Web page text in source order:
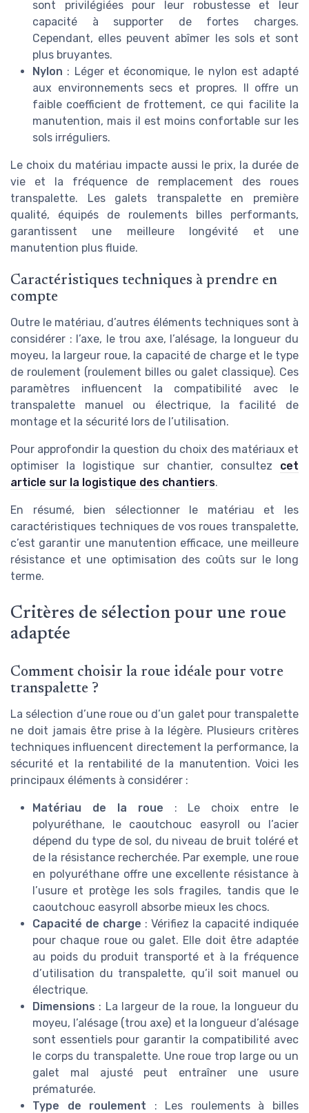
sont privilégiées pour leur robustesse et leur
capacité à supporter de fortes charges.
Cependant, elles peuvent abîmer les sols et sont
plus bruyantes.
Nylon : Léger et économique, le nylon est adapté
aux environnements secs et propres. Il offre un
faible coefficient de frottement, ce qui facilite la
manutention, mais il est moins confortable sur les
sols irréguliers.
Le choix du matériau impacte aussi le prix, la durée de
vie et la fréquence de remplacement des roues
transpalette. Les galets transpalette en première
qualité, équipés de roulements billes performants,
garantissent une meilleure longévité et une
manutention plus fluide.
Caractéristiques techniques à prendre en
compte
Outre le matériau, d’autres éléments techniques sont à
considérer : l’axe, le trou axe, l’alésage, la longueur du
moyeu, la largeur roue, la capacité de charge et le type
de roulement (roulement billes ou galet classique). Ces
paramètres influencent la compatibilité avec le
transpalette manuel ou électrique, la facilité de
montage et la sécurité lors de l’utilisation.
Pour approfondir la question du choix des matériaux et
optimiser la logistique sur chantier, consultez cet
article sur la logistique des chantiers.
En résumé, bien sélectionner le matériau et les
caractéristiques techniques de vos roues transpalette,
c’est garantir une manutention efficace, une meilleure
résistance et une optimisation des coûts sur le long
terme.
Critères de sélection pour une roue
adaptée
Comment choisir la roue idéale pour votre
transpalette ?
La sélection d’une roue ou d’un galet pour transpalette
ne doit jamais être prise à la légère. Plusieurs critères
techniques influencent directement la performance, la
sécurité et la rentabilité de la manutention. Voici les
principaux éléments à considérer :
Matériau de la roue : Le choix entre le
polyuréthane, le caoutchouc easyroll ou l’acier
dépend du type de sol, du niveau de bruit toléré et
de la résistance recherchée. Par exemple, une roue
en polyuréthane offre une excellente résistance à
l’usure et protège les sols fragiles, tandis que le
caoutchouc easyroll absorbe mieux les chocs.
Capacité de charge : Vérifiez la capacité indiquée
pour chaque roue ou galet. Elle doit être adaptée
au poids du produit transporté et à la fréquence
d’utilisation du transpalette, qu’il soit manuel ou
électrique.
Dimensions : La largeur de la roue, la longueur du
moyeu, l’alésage (trou axe) et la longueur d’alésage
sont essentiels pour garantir la compatibilité avec
le corps du transpalette. Une roue trop large ou un
galet mal ajusté peut entraîner une usure
prématurée.
Type de roulement : Les roulements à billes